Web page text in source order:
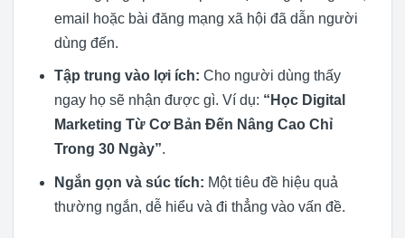
email hoặc bài đăng mạng xã hội đã dẫn người
dùng đến.
Tập trung vào lợi ích: Cho người dùng thấy
ngay họ sẽ nhận được gì. Ví dụ: “Học Digital
Marketing Từ Cơ Bản Đến Nâng Cao Chỉ
Trong 30 Ngày”.
Ngắn gọn và súc tích: Một tiêu đề hiệu quả
thường ngắn, dễ hiểu và đi thẳng vào vấn đề.